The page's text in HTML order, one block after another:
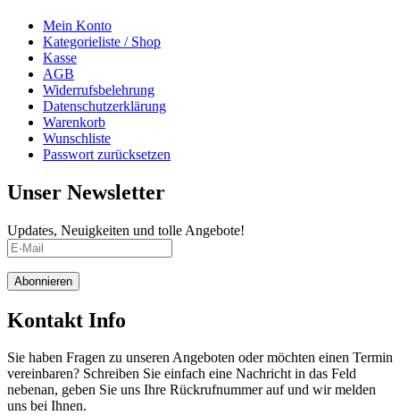
Mein Konto
Kategorieliste / Shop
Kasse
AGB
Widerrufsbelehrung
Datenschutzerklärung
Warenkorb
Wunschliste
Passwort zurücksetzen
Unser Newsletter
Updates, Neuigkeiten und tolle Angebote!
Abonnieren
Kontakt Info
Sie haben Fragen zu unseren Angeboten oder möchten einen Termin
vereinbaren? Schreiben Sie einfach eine Nachricht in das Feld
nebenan, geben Sie uns Ihre Rückrufnummer auf und wir melden
uns bei Ihnen.